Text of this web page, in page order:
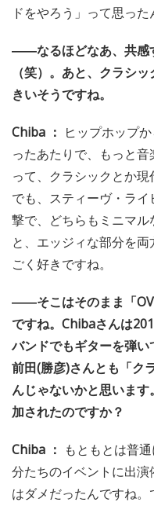
ドをやろう」って思った
――なるほどなあ、共感
（笑）。あと、クラシ
きいそうですね。
Chiba ： ヒップホップ
ったあたりで、もっと
って、クラシックとか
でも、スティーヴ・ラ
撃で、どちらもミニマ
と、エッジィな部分を
ごく好きですね。
――そこはそのまま「
ですね。Chibaさんは
バンドでもギターを弾
前田(勝彦)さんとも「ク
んじゃないかと思いま
加されたのですか？
Chiba ： もともとは普
分たちのイベントに出
はダメだったんですね